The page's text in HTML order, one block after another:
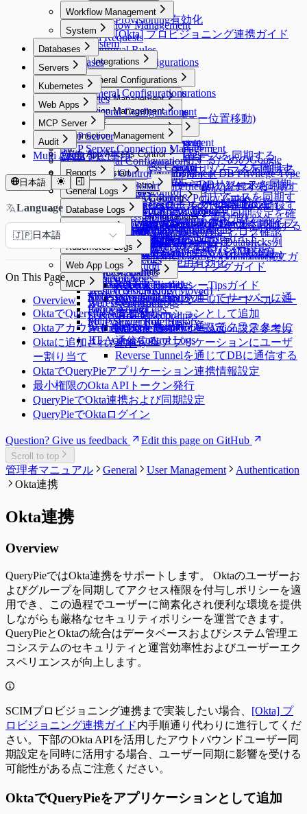
Provisioning
Provisioning有効化
[Okta] プロビジョニング連携ガイド
Workflow Management
Workflow Management
All Requests
Approval Rules
Workflow Configurations
System
System
Integrations
Integrations
Syslog連携
Splunk連携
Secret Store連携
Email連携
Event Callback連携
OAuth 2.0を使用するためのGoogle
Cloud API連携
Slack DM連携
Slack DM連携
Slack DM - Workflow通知タイプ
OAuth Client Application
Identity Providers
Identity Providers
AWS SSO連携（SAML 2.0）
LLM Provider設定
API Token
Jobs
Maintenance
Databases
Databases
DAC General Configurations
DAC General Configurations
Unmasking Zones
Masking Pattern (メニュー位置移動)
Connection Management
Connection Management
Cloud Providers
Cloud Providers
AWSからDBリソースを同期する
MS AzureからDBリソースを同期する
Google CloudからDBリソースを同期
する
Dry Run機能でクラウド同期設定を確
認する
DB Connections
DB Connections
MongoDB専用ガイド
DocumentDB専用ガイド
Google BigQuery OAuth認証設定
AWS Athena専用ガイド
Custom Data Source設定とログ確認
SSL Configurations
SSH Configurations
Kerberos Configurations
Custom JDBC Configs
Custom JDBC Configs
QSI Parser Selection
Custom JDBC Configs - Databricks例
Custom JDBC Configs - Databricks例
DB Access Control
DB Access Control
Privilege Type
Privilege Type
MongoDB / Document DB Privilege Type
Mapping
Access Control
Policies
Policies
Data Access
Masking Pattern
Data Masking
Sensitive Data
Policy Exception
Query Rules
Ledger Management
Ledger Management
Ledger Table Policy
Ledger Approval Rules
(New) Policy Management
(New) Policy Management
Data Paths
Data Policies
Exception Management
Monitoring
Monitoring
Running Queries
Proxy Management
Servers
Servers
SAC General Configurations
Connection Management
Connection Management
Cloud Providers
Cloud Providers
AWSからサーバーリソースを同期す
る
Azureからサーバーリソースを同期す
る
GCPからサーバーリソースを同期する
Servers
Servers
個別サーバーを手動で登録する
Server Groups
Server Groups
サーバーをグループで管理する
Server Agents for RDP
Server Agents for RDP
Server Agentのインストールと削除
ProxyJump Configurations
ProxyJump Configurations
ProxyJump作成
Server Account Management
Server Account Management
Server Account Templates
SSH Key Configurations
Account Management
Password Provisioning
Password Provisioning
パスワード変更Job作成
Session Monitoring
Server Access Control
Server Access Control
Access Control
Access Control
Permissionsの付与と取り消し
Roleの付与と取り消し
Server Privilegeの付与
Roles
Policies
Policies
サーバーアクセスポリシー設定
Server Proxy使用有効化
Command Templates
Blocked Accounts
Kubernetes
Kubernetes
KAC General Configurations
Connection Management
Connection Management
Cloud Providers
Cloud Providers
AWSからKubernetesリソースを同期す
る
Clusters
Clusters
Kubernetesクラスターを手動で登録す
る
K8s Access Control
K8s Access Control
Access Control
Access Control
Kubernetesロールの付与と取り消し
Roles
Roles
Kubernetesロール設定
Policies
Policies
Kubernetesポリシー設定
KubernetesポリシーYAML Code構文ガ
イド
KubernetesポリシーTipsガイド
KubernetesポリシーUIコードヘルパー
ガイド
KubernetesポリシーAction設定参考ガ
イド
Web Apps
Web Apps
Connection Management
Connection Management
Web Apps
Web App Configurations
Web App Access Control
Web App Access Control
Access Control
Access Control
ロールの付与と取り消し
Roles
Policies
WAC Quickstart
WAC Quickstart
[~10.2.7] WAC Role & Policy Guide
[10.2.8~] WAC RBAC Guide
[10.3.0 ~] WAC JIT権限取得Guide
Root CA証明書インストールガイド
Web App ConfigurationsでWAC初期設定
WACトラブルシューティングガイド
WAC FAQ
MCP Server
MCP Server
MCP Server Connection Management
MAC General Configurations
MCP Access Control
Audit
Audit
Reports
Reports
Reports
Audit Log Export
General Logs
General Logs
User Access History
Activity Logs
Admin Role History
Workflow Logs
Reverse Tunnels
Reverse Tunnels
Reverse Tunnelを通じてサーバーに通
信する
Reverse Tunnelを通じてクラスターに
通信する
Reverse Tunnelを通じてDBに通信する
AI Chat Audit
Database Logs
Database Logs
DB Access History
Query Audit
Running Queries
DML Snapshots
Account Lock History
Access Control Logs
Policy Audit Logs
Policy Exception Logs
Server Logs
Server Access History
Command Audit
Session Logs
Session Monitoring (Moved)
Access Control Logs
Server Role History
Account Lock History
Kubernetes Logs
Kubernetes Logs
Request Audit
Pod Session Recordings
Kubernetes Role History
Web App Logs
Web App Logs
Web Access History
Web Event Audit
User Activity Recordings
Web App Role History
JIT Access Control Logs
MCP
MCP
Request Audit
MCP Server Role History
Multi Agent 制約事項
日本語
Language
🇯🇵日本語
On This Page
Overview
OktaでQueryPieをアプリケーションとして追加
Oktaアカウント連携のためのProfile設定
Oktaに追加されたQueryPieアプリケーションにユーザ
ー割り当て
OktaでQueryPieアプリケーション連携情報設定
最小権限のOkta APIトークン発行
QueryPieでOkta連携および同期設定
QueryPieでOktaログイン
Question? Give us feedback Edit this page on GitHub
Scroll to top
管理者マニュアル General User Management
Authentication
Okta連携
Okta連携
Overview
QueryPieではOkta連携をサポートします。 Oktaのユーザーお
よびグループを同期してアクセス権限を付与しポリシーを適
用でき、この過程でユーザーに簡素化され便利な環境を提供
しながらも厳格なセキュリティポリシーを運営できます。
QueryPieとOktaの統合はデータベースおよびシステム管理エ
コシステムのセキュリティと運営効率性およびユーザーエク
スペリエンスが向上します。
SCIMプロビジョニング連携まで実装したい場合、 [Okta] プ
ロビジョニング連携ガイド内手順通り代わりに進行してくだ
さい。下部のOkta APIを活用したアウトバウンドユーザー同
期設定を同時に活用する場合、ユーザー同期に影響を受ける
可能性がある点ご注意ください。
OktaでQueryPieをアプリケーションとして追加